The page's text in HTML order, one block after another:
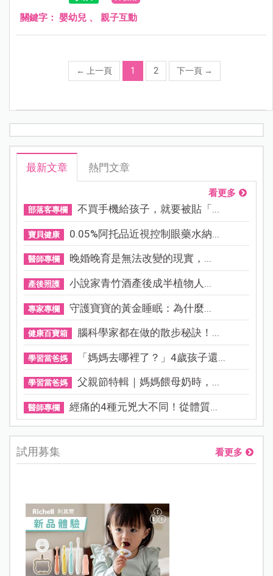
關鍵字： 嬰幼兒 、 親子互動
← 上一頁 1 2 下一頁 →
最新文章 熱門文章
看更多
部落客專欄 不買手機給孩子，就要被貼「...
寶貝健康 0.05%阿托品近視控制眼藥水納...
醫師專欄 晚婚晚育是無法改變的現實，...
產後照護 小說家青竹酒產後成半植物人...
專家專欄 守護寶寶的黃金睡眠：為什麼...
健康百寶箱 腦科學家都在做的散步秘訣！...
學習當爸媽 「媽媽去哪裡了？」4歲孩子還...
學習當爸媽 父親節特輯｜媽媽餵母奶時，...
醫師專欄 經痛的4種元兇大不同！從體質...
試用募集 看更多